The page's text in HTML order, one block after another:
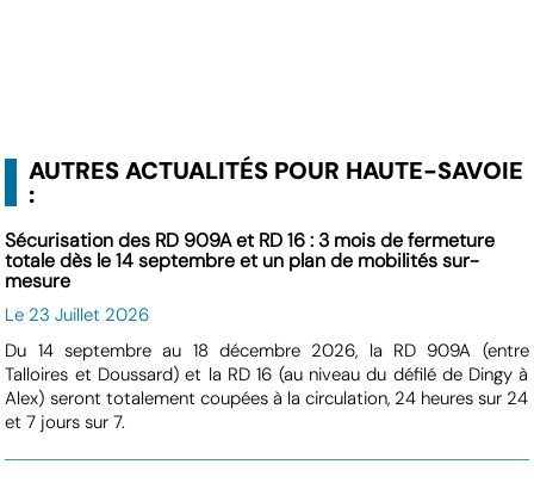
AUTRES ACTUALITÉS POUR HAUTE-SAVOIE
:
Sécurisation des RD 909A et RD 16 : 3 mois de fermeture
totale dès le 14 septembre et un plan de mobilités sur-
mesure
Le 23 Juillet 2026
Du 14 septembre au 18 décembre 2026, la RD 909A (entre
Talloires et Doussard) et la RD 16 (au niveau du défilé de Dingy à
Alex) seront totalement coupées à la circulation, 24 heures sur 24
et 7 jours sur 7.